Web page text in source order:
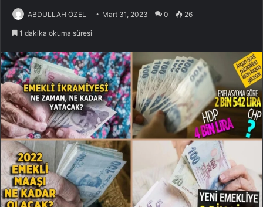
ABDULLAH ÖZEL Mart 31, 2023 0 26
1 dakika okuma süresi